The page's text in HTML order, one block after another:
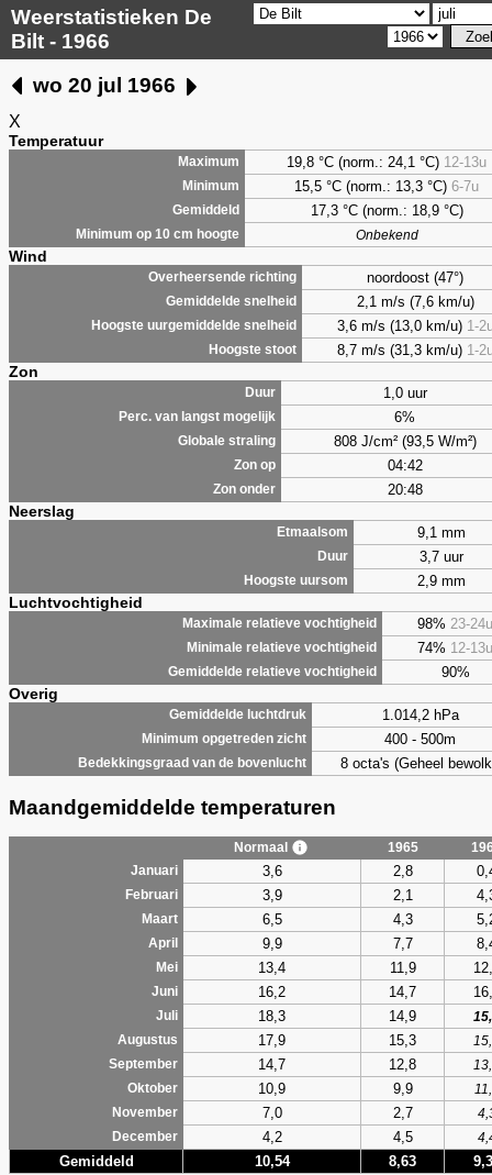
Weerstatistieken De
Bilt - 1966
wo 20 jul 1966
X
Temperatuur
Maximum 19,8 °C (norm.: 24,1 °C) 12-13u
Minimum 15,5 °C (norm.: 13,3 °C) 6-7u
Gemiddeld 17,3 °C (norm.: 18,9 °C)
Minimum op 10 cm hoogte Onbekend
Wind
Overheersende richting noordoost (47°)
Gemiddelde snelheid 2,1 m/s (7,6 km/u)
Hoogste uurgemiddelde snelheid 3,6 m/s (13,0 km/u) 1-
Hoogste stoot 8,7 m/s (31,3 km/u) 1-
Zon
Duur 1,0 uur
Perc. van langst mogelijk 6%
Globale straling 808 J/cm² (93,5 W/m²)
Zon op 04:42
Zon onder 20:48
Neerslag
Etmaalsom 9,1 mm
Duur 3,7 uur
Hoogste uursom 2,9 mm
Luchtvochtigheid
Maximale relatieve vochtigheid 98% 23-24u
Minimale relatieve vochtigheid 74% 12-13u
Gemiddelde relatieve vochtigheid 90%
Overig
Gemiddelde luchtdruk 1.014,2 hPa
Minimum opgetreden zicht 400 - 500m
Bedekkingsgraad van de bovenlucht 8 octa's (Geheel
Maandgemiddelde temperaturen
Normaal 1965
Januari
3,6 2,8
Februari 3,9 2,1
Maart 6,5 4,3
April 9,9 7,7
Mei 13,4 11,9
Juni 16,2 14,7
Juli 18,3 14,9
Augustus
17,9 15,3
September
14,7 12,8
Oktober
10,9 9,9
November
7,0 2,7
December
4,2 4,5
Gemiddeld 10,54 8,63